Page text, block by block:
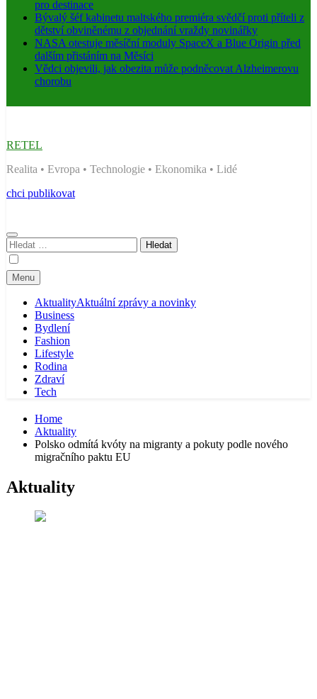
pro destinace
Bývalý šéf kabinetu maltského premiéra svědčí proti příteli z
dětství obviněnému z objednání vraždy novinářky
NASA otestuje měsíční moduly SpaceX a Blue Origin před
dalším přistáním na Měsíci
Vědci objevili, jak obezita může podněcovat Alzheimerovu
chorobu
RETEL
Realita • Evropa • Technologie • Ekonomika • Lidé
chci publikovat
Vyhledávání
Menu
AktualityAktuální zprávy a novinky
Business
Bydlení
Fashion
Lifestyle
Rodina
Zdraví
Tech
Home
Aktuality
Polsko odmítá kvóty na migranty a pokuty podle nového
migračního paktu EU
Aktuality